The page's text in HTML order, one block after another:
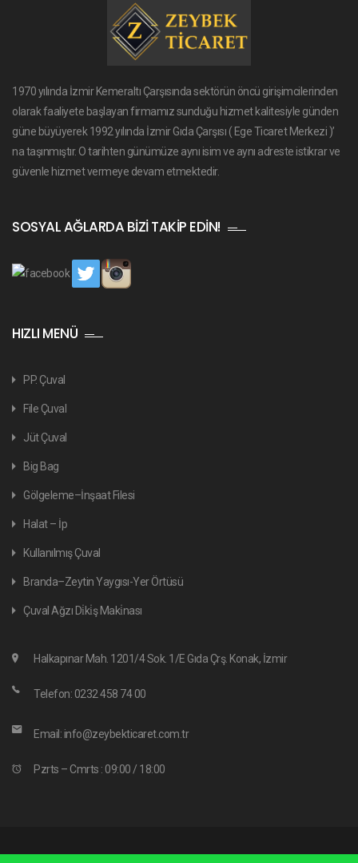
1970 yılında İzmir Kemeraltı Çarşısında sektörün öncü girişimcilerinden
olarak faaliyete başlayan firmamız sunduğu hizmet kalitesiyle günden
güne büyüyerek 1992 yılında İzmir Gıda Çarşısı ( Ege Ticaret Merkezi )’
na taşınmıştır. O tarihten günümüze aynı isim ve aynı adreste istikrar ve
güvenle hizmet vermeye devam etmektedir.
SOSYAL AĞLARDA BIZI TAKIP EDIN!
HIZLI MENÜ
PP. Çuval
File Çuval
Jüt Çuval
Big Bag
Gölgeleme–İnşaat Filesi
Halat – İp
Kullanılmış Çuval
Branda–Zeytin Yaygısı-Yer Örtüsü
Çuval Ağzı Di̇ki̇ş Maki̇nası
Halkapınar Mah. 1201/4 Sok. 1/E Gıda Çrş. Konak, İzmir
Telefon: 0232 458 74 00
Email: info@zeybekticaret.com.tr
Pzrts – Cmrts : 09:00 / 18:00